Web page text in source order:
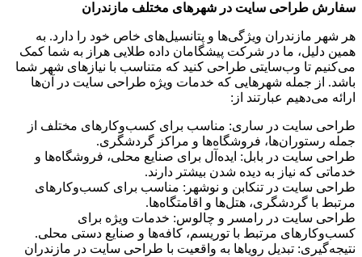
سفارش طراحی سایت در شهرهای مختلف مازندران
هر شهر مازندران ویژگی‌ها و پتانسیل‌های خاص خود را دارد. به
همین دلیل، ما در شرکت پیشگامان داده طلایی هراز به شما کمک
می‌کنیم تا وب‌سایتی طراحی کنید که متناسب با نیازهای شهر شما
باشد. از جمله شهرهایی که خدمات ویژه طراحی سایت در آن‌ها
ارائه می‌دهیم عبارتند از:
طراحی سایت در ساری: مناسب برای کسب‌وکارهای مختلف از
جمله رستوران‌ها، فروشگاه‌ها و مراکز گردشگری.
طراحی سایت در بابل: ایده‌آل برای صنایع محلی، فروشگاه‌ها و
خدماتی که نیاز به دیده شدن بیشتر دارند.
طراحی سایت در تنکابن و نوشهر: مناسب برای کسب‌وکارهای
مرتبط با گردشگری، هتل‌ها و اقامتگاه‌ها.
طراحی سایت در رامسر و چالوس: خدمات ویژه برای
کسب‌وکارهای مرتبط با توریسم، کافه‌ها و صنایع دستی محلی.
نتیجه‌گیری: تبدیل رویاها به واقعیت با طراحی سایت در مازندران